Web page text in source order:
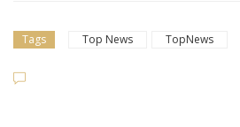
Tags Top News TopNews